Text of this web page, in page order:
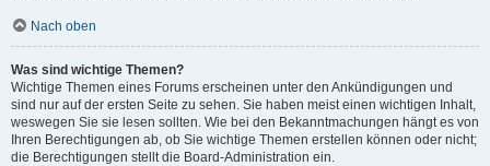
Nach oben
Was sind wichtige Themen?
Wichtige Themen eines Forums erscheinen unter den Ankündigungen und
sind nur auf der ersten Seite zu sehen. Sie haben meist einen wichtigen Inhalt,
weswegen Sie sie lesen sollten. Wie bei den Bekanntmachungen hängt es von
Ihren Berechtigungen ab, ob Sie wichtige Themen erstellen können oder nicht;
die Berechtigungen stellt die Board-Administration ein.